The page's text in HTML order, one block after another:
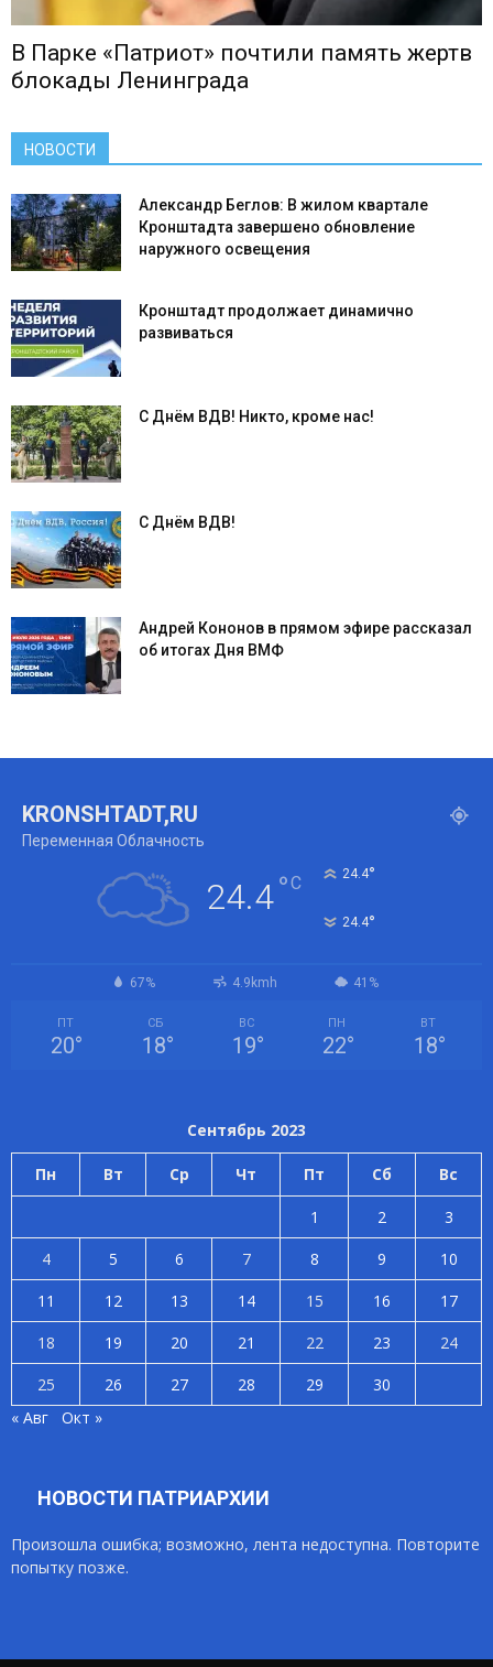
В Парке «Патриот» почтили память жертв
блокады Ленинграда
НОВОСТИ
Александр Беглов: В жилом квартале
Кронштадта завершено обновление
наружного освещения
Кронштадт продолжает динамично
развиваться
С Днём ВДВ! Никто, кроме нас!
С Днём ВДВ!
Андрей Кононов в прямом эфире рассказал
об итогах Дня ВМФ
KRONSHTADT,RU
Переменная Облачность
24.4°C 24.4°
24.4°
67% 4.9kmh 41%
ПТ
20°
СБ
18°
ВС
19°
ПН
22°
ВТ
18°
Сентябрь 2023
Пн Вт Ср Чт Пт Сб Вс
1 2
3
4
5 6 7 8 9
10
11
12 13 14 15 16
17
18
19 20 21 22 23
24
25
26 27 28 29
30
« Авг
Окт »
НОВОСТИ ПАТРИАРХИИ
Произошла ошибка; возможно, лента недоступна. Повторите
попытку позже.